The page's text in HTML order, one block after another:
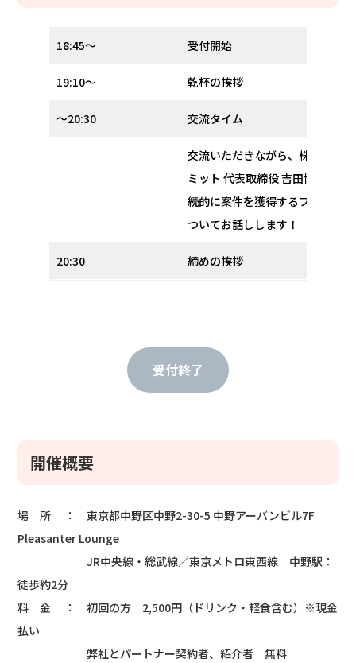
18:45〜 受付開始
19:10〜 乾杯の挨拶
〜20:30 交流タイム
交流いただきながら、株式会社
ミット 代表取締役 吉田博騎 が
続的に案件を獲得するフリーラ
ついてお話しします！
20:30 締めの挨拶
受付終了
開催概要
場 所 ： 東京都中野区中野2-30-5 中野アーバンビル7F
Pleasanter Lounge
JR中央線・総武線／東京メトロ東西線 中野駅：
徒歩約2分
料 金 ： 初回の方 2,500円（ドリンク・軽食含む）※現金
払い
弊社とパートナー契約者、紹介者 無料